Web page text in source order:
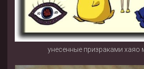
унесенные призраками хаяо